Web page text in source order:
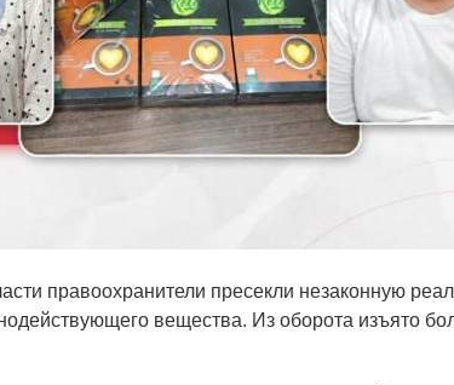
правоохранители пресекли незаконную
вещества. Из оборота изъято